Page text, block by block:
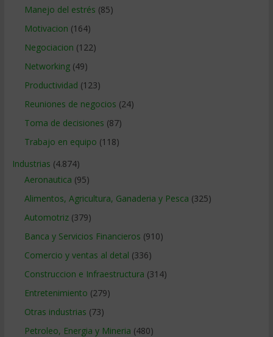
Manejo del estrés (85)
Motivacion (164)
Negociacion (122)
Networking(49)
Productividad (123)
Reuniones de negocios (24)
Toma de decisiones (87)
Trabajo en equipo (118)
Industrias (4.874)
Aeronautica (95)
Alimentos, Agricultura, Ganaderia y Pesca (325)
Automotriz(379)
Banca y Servicios Financieros (910)
Comercio y ventas al detal (336)
Construccion e Infraestructura (314)
Entretenimiento (279)
Otras industrias (73)
Petroleo, Energia y Mineria (480)